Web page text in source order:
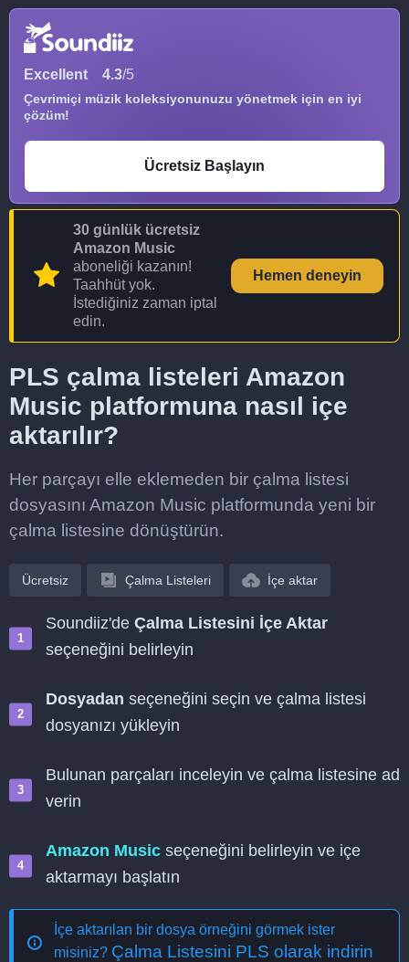
Excellent 4.3/5
Çevrimiçi müzik koleksiyonunuzu yönetmek için en iyi
çözüm!
Ücretsiz Başlayın
30 günlük ücretsiz
Amazon Music
aboneliği kazanın!
Taahhüt yok.
İstediğiniz zaman iptal
edin.
Hemen deneyin
PLS çalma listeleri Amazon
Music platformuna nasıl içe
aktarılır?
Her parçayı elle eklemeden bir çalma listesi
dosyasını Amazon Music platformunda yeni bir
çalma listesine dönüştürün.
Ücretsiz Çalma Listeleri İçe aktar
Soundiiz'de Çalma Listesini İçe Aktar
seçeneğini belirleyin
Dosyadan seçeneğini seçin ve çalma listesi
dosyanızı yükleyin
Bulunan parçaları inceleyin ve çalma listesine ad
verin
Amazon Music seçeneğini belirleyin ve içe
aktarmayı başlatın
İçe aktarılan bir dosya örneğini görmek ister
misiniz? Çalma Listesini PLS olarak indirin